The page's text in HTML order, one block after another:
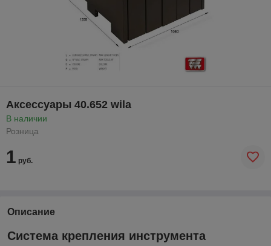
Аксессуары 40.652 wila
В наличии
Розница
1 руб.
Описание
Система крепления инструмента